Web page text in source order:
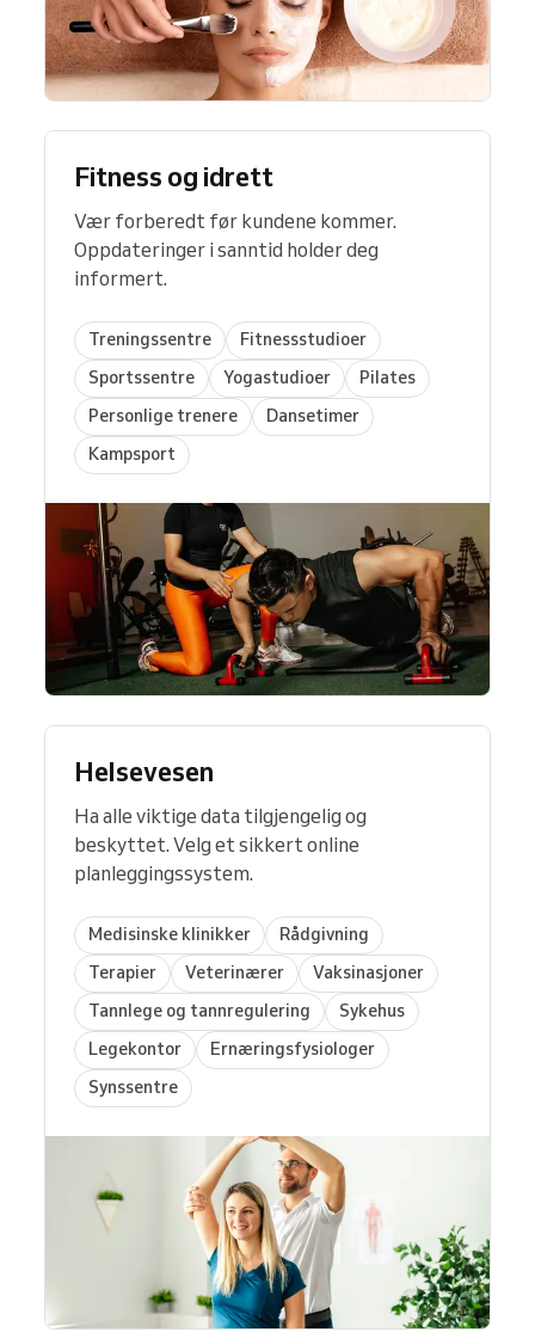
Fitness og idrett
Vær forberedt før kundene kommer.
Oppdateringer i sanntid holder deg
informert.
Treningssentre
Fitnessstudioer
Sportssentre
Yogastudioer
Pilates
Personlige trenere
Dansetimer
Kampsport
Helsevesen
Ha alle viktige data tilgjengelig og
beskyttet. Velg et sikkert online
planleggingssystem.
Medisinske klinikker
Rådgivning
Terapier
Veterinærer
Vaksinasjoner
Tannlege og tannregulering
Sykehus
Legekontor
Ernæringsfysiologer
Synssentre